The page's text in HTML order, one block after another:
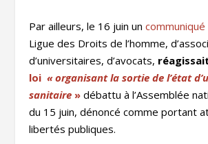
Par ailleurs, le 16 juin uncommuniqué
Ligue des Droits de l’homme,
d’universitaires, d’avocats,
loi« organisant la sortie de l’état
sanitaire »débattu à l’Assemblée
du 15 juin, dénoncé comme portant
libertés publiques.